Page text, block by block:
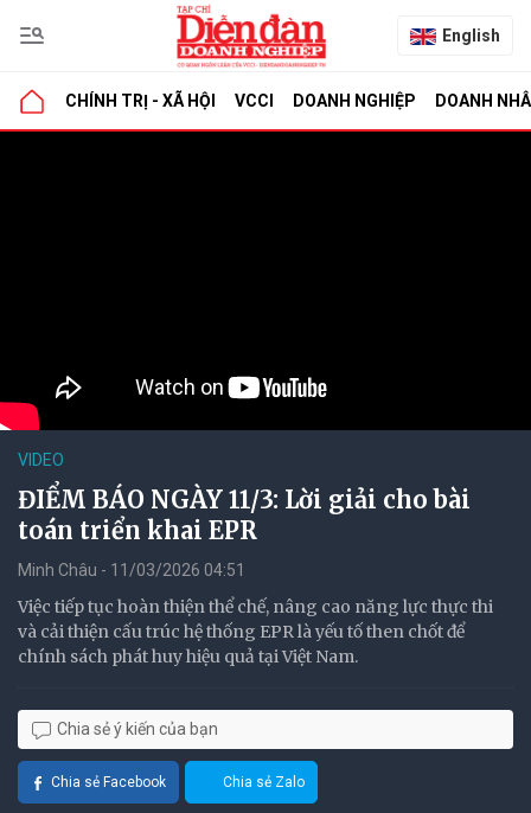
English
CHÍNH TRỊ - XÃ HỘI VCCI DOANH NGHIỆP DOANH
VIDEO
ĐIỂM BÁO NGÀY 11/3: Lời giải cho bài
toán triển khai EPR
Minh Châu - 11/03/2026 04:51
Việc tiếp tục hoàn thiện thể chế, nâng cao năng lực thực thi
và cải thiện cấu trúc hệ thống EPR là yếu tố then chốt để
chính sách phát huy hiệu quả tại Việt Nam.
Chia sẻ ý kiến của bạn
Chia sẻ Facebook Chia sẻ Zalo